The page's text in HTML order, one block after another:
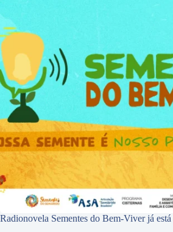
Radionovela Sementes do Bem-Viver já